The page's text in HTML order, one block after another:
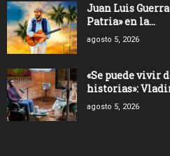
Juan Luis
Patria» en la...
agosto 5, 2026
«Se puede vivir
historias»:
agosto 5, 2026